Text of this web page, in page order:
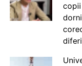
copii